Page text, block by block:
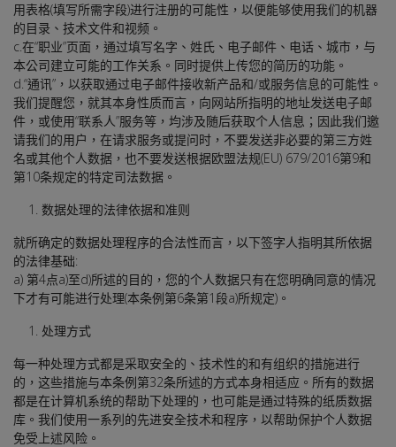
用表格(填写所需字段)进行注册的可能性，以便能够使用我们的机器
的目录、技术文件和视频。
c.在“职业”页面，通过填写名字、姓氏、电子邮件、电话、城市，与
本公司建立可能的工作关系。同时提供上传您的简历的功能。
d.“通讯”，以获取通过电子邮件接收新产品和/或服务信息的可能性。
我们提醒您，就其本身性质而言，向网站所指明的地址发送电子邮
件，或使用“联系人”服务等，均涉及随后获取个人信息；因此我们邀
请我们的用户，在请求服务或提问时，不要发送非必要的第三方姓
名或其他个人数据，也不要发送根据欧盟法规(EU) 679/2016第9和
第10条规定的特定司法数据。
数据处理的法律依据和准则
就所确定的数据处理程序的合法性而言，以下签字人指明其所依据
的法律基础:
a) 第4点a)至d)所述的目的，您的个人数据只有在您明确同意的情况
下才有可能进行处理(本条例第6条第1段a)所规定)。
处理方式
每一种处理方式都是采取安全的、技术性的和有组织的措施进行
的，这些措施与本条例第32条所述的方式本身相适应。所有的数据
都是在计算机系统的帮助下处理的，也可能是通过特殊的纸质数据
库。我们使用一系列的先进安全技术和程序，以帮助保护个人数据
免受上述风险。